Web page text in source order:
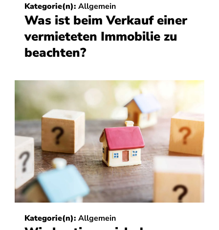
Kategorie(n): Allgemein
Was ist beim Verkauf einer
vermieteten Immobilie zu
beachten?
Kategorie(n): Allgemein